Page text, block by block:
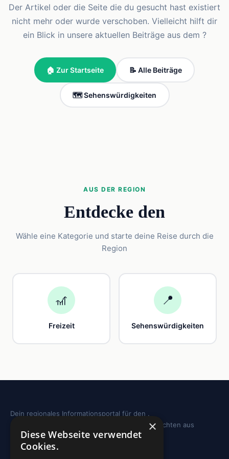
Der Artikel oder die Seite die du gesucht hast existiert
nicht mehr oder wurde verschoben. Vielleicht hilft dir
ein Blick in unsere aktuellen Beiträge aus dem ?
🏠 Zur Startseite 📝 Alle Beiträge
🗺️ Sehenswürdigkeiten
AUS DER REGION
Entdecke den
Wähle eine Kategorie und starte deine Reise durch die
Region
🎢
Freizeit
📍
Sehenswürdigkeiten
Dein regionales Informationsportal für den .
Sehenswürdigkeiten, Ausflugstipps und Geschichten aus
deiner Region.
×
Diese Webseite verwendet
Cookies.